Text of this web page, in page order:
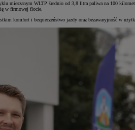
WLTP średnio od 3,8 litra paliwa na 100
w firmowej flocie.
komfort i bezpieczeństwo jazdy oraz bezawaryjność w